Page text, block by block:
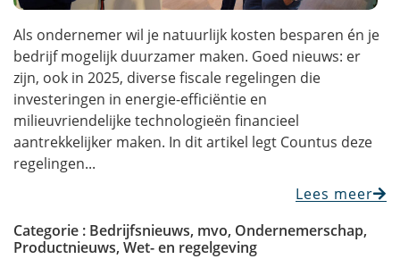
Als ondernemer wil je natuurlijk kosten besparen én je
bedrijf mogelijk duurzamer maken. Goed nieuws: er
zijn, ook in 2025, diverse fiscale regelingen die
investeringen in energie-efficiëntie en
milieuvriendelijke technologieën financieel
aantrekkelijker maken. In dit artikel legt Countus deze
regelingen...
Lees meer
Categorie : Bedrijfsnieuws, mvo, Ondernemerschap,
Productnieuws, Wet- en regelgeving